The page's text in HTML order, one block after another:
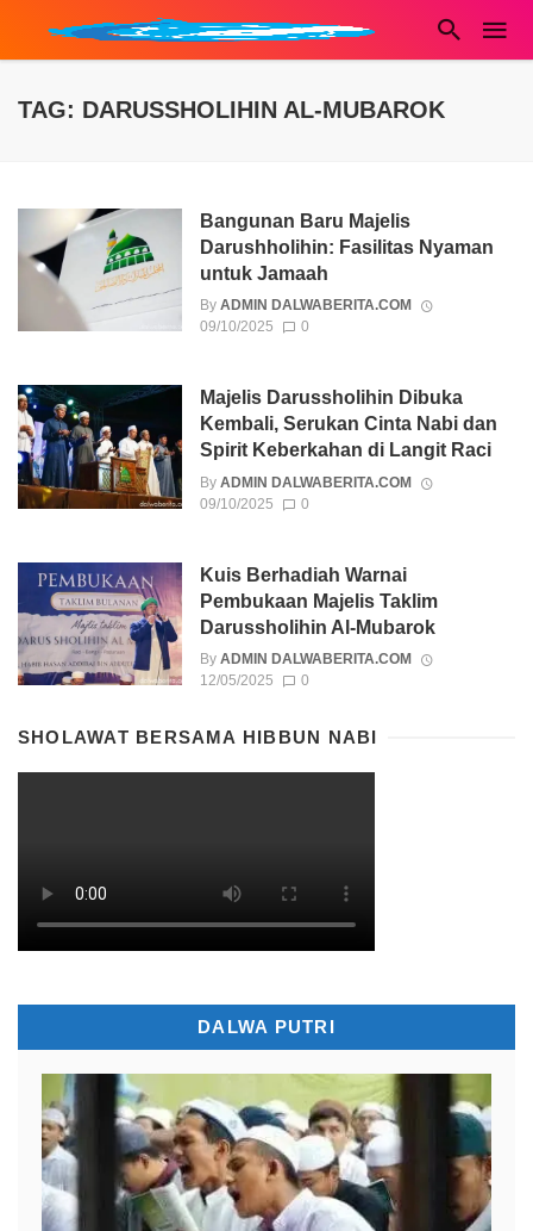
TAG: DARUSSHOLIHIN AL-MUBAROK
Bangunan Baru Majelis
Darushholihin: Fasilitas Nyaman
untuk Jamaah
By ADMIN DALWABERITA.COM
09/10/2025
0
Majelis Darussholihin Dibuka
Kembali, Serukan Cinta Nabi dan
Spirit Keberkahan di Langit Raci
By ADMIN DALWABERITA.COM
09/10/2025
0
Kuis Berhadiah Warnai
Pembukaan Majelis Taklim
Darussholihin Al-Mubarok
By ADMIN DALWABERITA.COM
12/05/2025
0
SHOLAWAT BERSAMA HIBBUN NABI
DALWA PUTRI